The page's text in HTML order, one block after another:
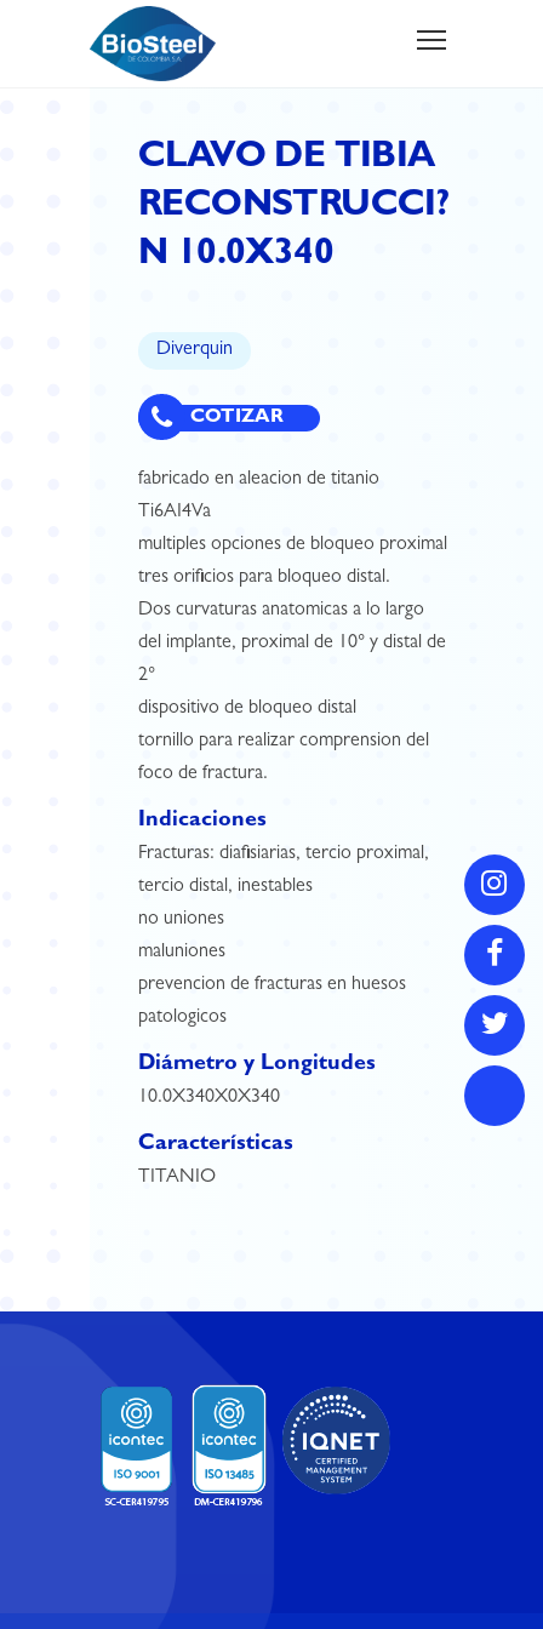
CLAVO DE TIBIA
RECONSTRUCCI?
N 10.0X340
Diverquin
COTIZAR
fabricado en aleacion de titanio
Ti6AI4Va
multiples opciones de bloqueo proximal
tres orificios para bloqueo distal.
Dos curvaturas anatomicas a lo largo
del implante, proximal de 10° y distal de
2°
dispositivo de bloqueo distal
tornillo para realizar comprension del
foco de fractura.
Indicaciones
Fracturas: diafisiarias, tercio proximal,
tercio distal, inestables
no uniones
maluniones
prevencion de fracturas en huesos
patologicos
Diámetro y Longitudes
10.0X340X0X340
Características
TITANIO